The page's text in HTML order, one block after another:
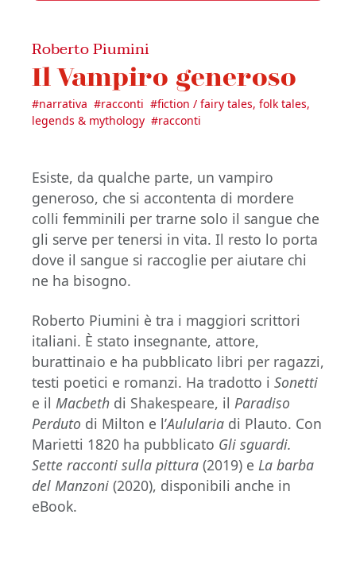
Roberto Piumini
Il Vampiro generoso
#narrativa #racconti #fiction / fairy tales, folk tales,
legends & mythology #racconti
Esiste, da qualche parte, un vampiro
generoso, che si accontenta di mordere
colli femminili per trarne solo il sangue che
gli serve per tenersi in vita. Il resto lo porta
dove il sangue si raccoglie per aiutare chi
ne ha bisogno.
Roberto Piumini è tra i maggiori scrittori
italiani. È stato insegnante, attore,
burattinaio e ha pubblicato libri per ragazzi,
testi poetici e romanzi. Ha tradotto i Sonetti
e il Macbeth di Shakespeare, il Paradiso
Perduto di Milton e l’Aulularia di Plauto. Con
Marietti 1820 ha pubblicato Gli sguardi.
Sette racconti sulla pittura (2019) e La barba
del Manzoni (2020), disponibili anche in
eBook.